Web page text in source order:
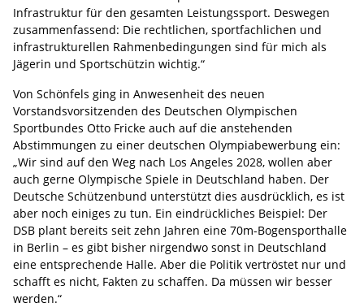
Infrastruktur für den gesamten Leistungssport. Deswegen
zusammenfassend: Die rechtlichen, sportfachlichen und
infrastrukturellen Rahmenbedingungen sind für mich als
Jägerin und Sportschützin wichtig.“
Von Schönfels ging in Anwesenheit des neuen
Vorstandsvorsitzenden des Deutschen Olympischen
Sportbundes Otto Fricke auch auf die anstehenden
Abstimmungen zu einer deutschen Olympiabewerbung ein:
„Wir sind auf den Weg nach Los Angeles 2028, wollen aber
auch gerne Olympische Spiele in Deutschland haben. Der
Deutsche Schützenbund unterstützt dies ausdrücklich, es ist
aber noch einiges zu tun. Ein eindrückliches Beispiel: Der
DSB plant bereits seit zehn Jahren eine 70m-Bogensporthalle
in Berlin – es gibt bisher nirgendwo sonst in Deutschland
eine entsprechende Halle. Aber die Politik vertröstet nur und
schafft es nicht, Fakten zu schaffen. Da müssen wir besser
werden.“